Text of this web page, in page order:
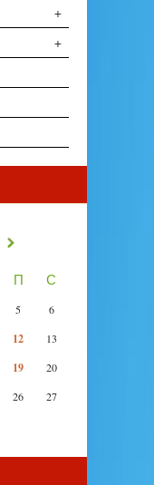
+
+
»
П С
5
6
12 13
19
20
26
27